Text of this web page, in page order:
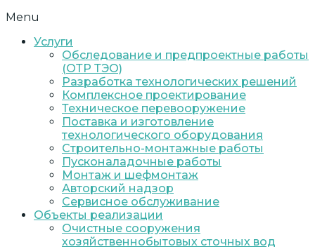
Menu
Услуги
Обследование и предпроектные работы
(ОТР ТЭО)
Разработка технологических решений
Комплексное проектирование
Техническое перевооружение
Поставка и изготовление
технологического оборудования
Строительно-монтажные работы
Пусконаладочные работы
Монтаж и шефмонтаж
Авторский надзор
Сервисное обслуживание
Объекты реализации
Очистные сооружения
хозяйственнобытовых сточных вод